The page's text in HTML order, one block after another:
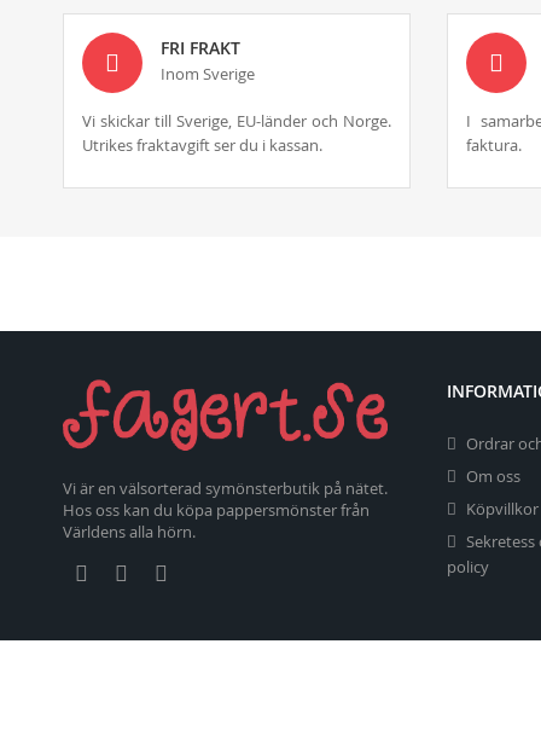
the
images
gallery
FRI FRAKT
Inom Sverige
Vi skickar till Sverige, EU-länder och Norge.
Utrikes fraktavgift ser du i kassan.
I
faktura.
Vi är en välsorterad symönsterbutik på nätet.
Hos oss kan du köpa pappersmönster från
Världens alla hörn.
Ordrar
Om oss
Köpvillkor
Sekretess
policy